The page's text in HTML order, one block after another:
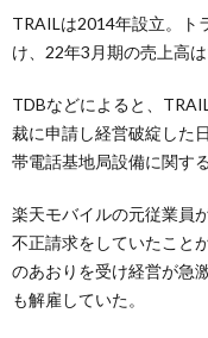
TRAILは2014年設立。ト
け、22年3月期の売上高
TDBなどによると、
裁に申請し経営破綻した
帯電話基地局設備に関す
楽天モバイルの元従業員
不正請求をしていたこと
のあおりを受け経営が急
も解雇していた。